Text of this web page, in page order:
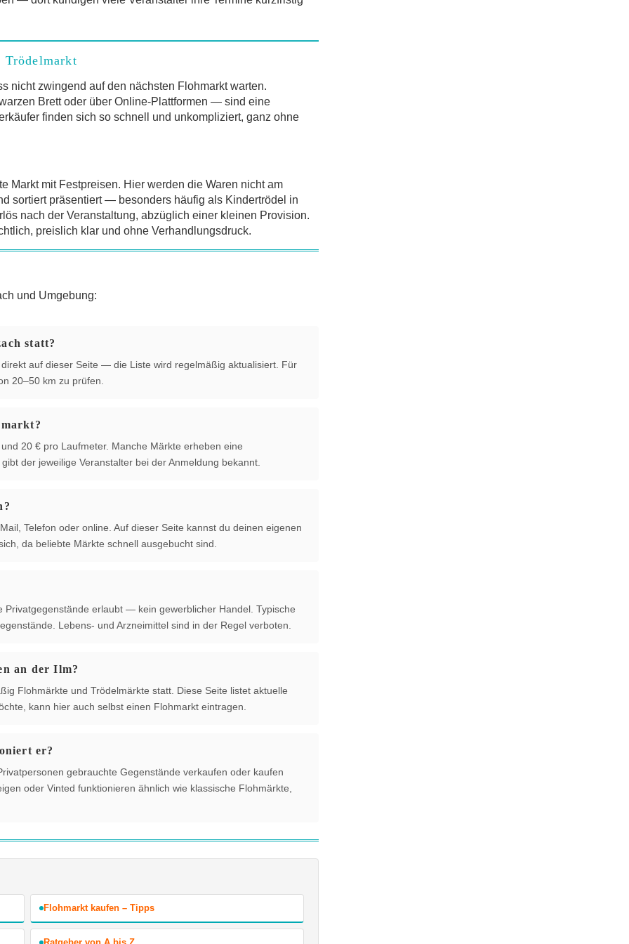
Trödelmarkt
nicht zwingend auf den nächsten Flohmarkt warten.
Brett oder über Online-Plattformen — sind eine
finden sich so schnell und unkompliziert, ganz ohne
Markt mit Festpreisen. Hier werden die Waren nicht am
sortiert präsentiert — besonders häufig als Kindertrödel in
nach der Veranstaltung, abzüglich einer kleinen Provision.
preislich klar und ohne Verhandlungsdruck.
und Umgebung:
statt?
auf dieser Seite — die Liste wird regelmäßig aktualisiert. Für
20–50 km zu prüfen.
20 € pro Laufmeter. Manche Märkte erheben eine
der jeweilige Veranstalter bei der Anmeldung bekannt.
Telefon oder online. Auf dieser Seite kannst du deinen eigenen
da beliebte Märkte schnell ausgebucht sind.
erlaubt — kein gewerblicher Handel. Typische
Lebens- und Arzneimittel sind in der Regel verboten.
an der Ilm?
Flohmärkte und Trödelmärkte statt. Diese Seite listet aktuelle
kann hier auch selbst einen Flohmarkt eintragen.
er?
gebrauchte Gegenstände verkaufen oder kaufen
oder Vinted funktionieren ähnlich wie klassische Flohmärkte,
Flohmarkt kaufen – Tipps